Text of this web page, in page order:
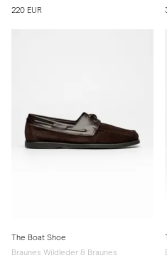
220 EUR
The Boat Shoe
Braunes Wildleder & Braunes